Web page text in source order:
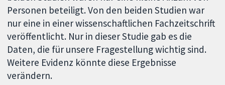
Personen beteiligt. Von den beiden Studien war
nur eine in einer wissenschaftlichen Fachzeitschrift
veröffentlicht. Nur in dieser Studie gab es die
Daten, die für unsere Fragestellung wichtig sind.
Weitere Evidenz könnte diese Ergebnisse
verändern.